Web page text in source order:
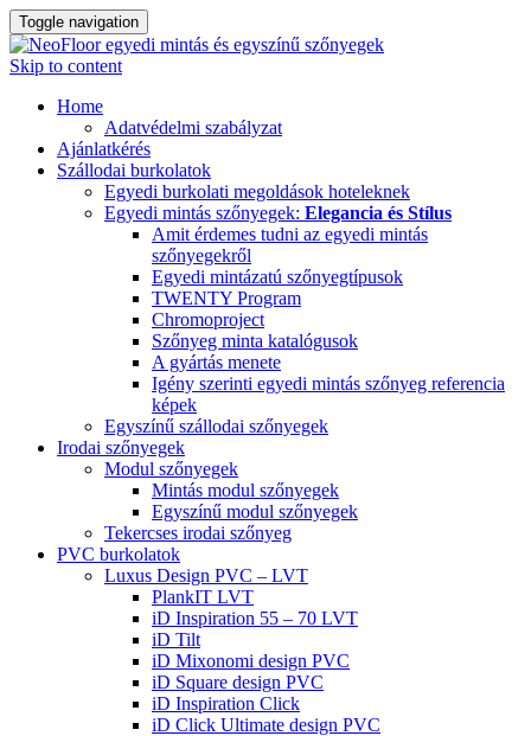
Toggle navigation
Skip to content
Home
Adatvédelmi szabályzat
Ajánlatkérés
Szállodai burkolatok
Egyedi burkolati megoldások hoteleknek
Egyedi mintás szőnyegek: Elegancia és Stílus
Amit érdemes tudni az egyedi mintás
szőnyegekről
Egyedi mintázatú szőnyegtípusok
TWENTY Program
Chromoproject
Szőnyeg minta katalógusok
A gyártás menete
Igény szerinti egyedi mintás szőnyeg referencia
képek
Egyszínű szállodai szőnyegek
Irodai szőnyegek
Modul szőnyegek
Mintás modul szőnyegek
Egyszínű modul szőnyegek
Tekercses irodai szőnyeg
PVC burkolatok
Luxus Design PVC – LVT
PlankIT LVT
iD Inspiration 55 – 70 LVT
iD Tilt
iD Mixonomi design PVC
iD Square design PVC
iD Inspiration Click
iD Click Ultimate design PVC